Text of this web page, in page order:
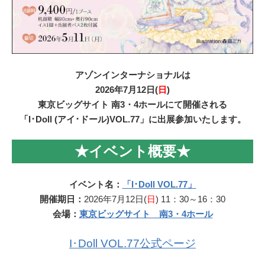
アゾンインターナショナルは
2026年7月12日( 日)
東京ビッグサイト 南3・4ホールにて開催される
「I･Doll (アイ･ドール)VOL.77」に出展参加いたします。
★イベント概要★
イベント名：
「I･Doll VOL.77」
開催期日： 2026年7月12日(日) 11：30～16：30
会場： 東京ビッグサイト 南3・4ホール
I･Doll VOL.77公式ページ